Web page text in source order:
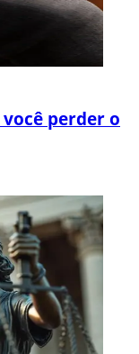
você perder o